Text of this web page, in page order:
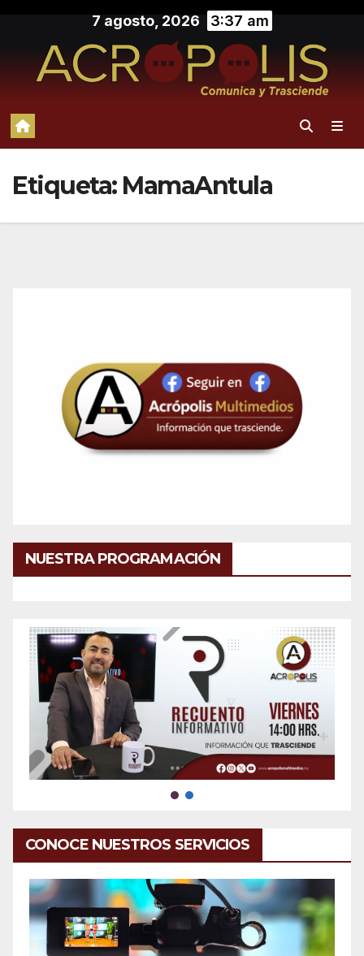
contenido
7 agosto, 2026 3:37 am
Etiqueta: MamaAntula
NUESTRA PROGRAMACIÓN
CONOCE NUESTROS SERVICIOS